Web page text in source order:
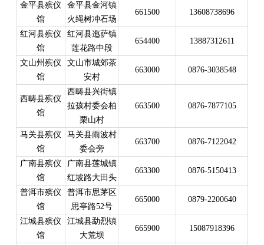
金平县殡仪
馆
金平县金河镇
火绳树冲石场
661500 13608738696
红河县殡仪
馆
红河县迤萨镇
莲花路中段
654400 13887312611
文山州殡仪
馆
文山市城郊茶
安村
663000 0876-3038548
西畴县殡仪
馆
西畴县兴街镇
拉孩村委会柏
栗山村
663500 0876-7877105
马关县殡仪
馆
马关县雨波村
委会旁
663700 0876-7122042
广南县殡仪
馆
广南县莲城镇
红坡路大田头
663300 0876-5150413
普洱市殡仪
馆
普洱市思茅区
思亭路52号
665000 0879-2200640
江城县殡仪
馆
江城县勐烈镇
大荒坝
665900 15087918396